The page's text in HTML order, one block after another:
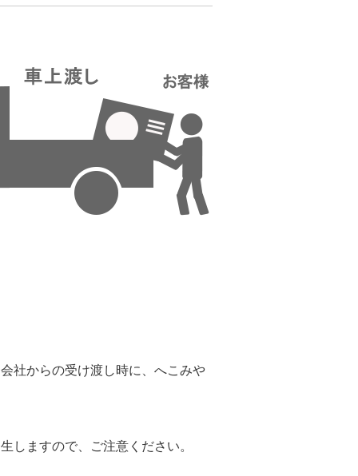
社からの受け渡し時に、へこみや
しますので、ご注意ください。